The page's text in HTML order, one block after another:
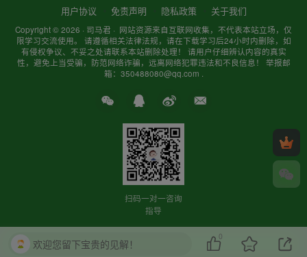
用户协议 免责声明 隐私政策 关于我们
Copyright © 2026 · 司马君 · 网站资源来自互联网收集，不代表本站立场，仅
限学习交流使用。 请遵循相关法律法规，请在下载学习后24小时内删除，如
有侵权争议、不妥之处请联系本站删除处理！ 请用户仔细辨认内容的真实
性，避免上当受骗，防范网络诈骗，远离网络犯罪违法和不良信息！ 举报邮
箱：350488080@qq.com .
扫码一对一咨询
指导
欢迎您留下宝贵的见解！
0